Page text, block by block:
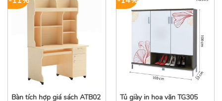
Bàn tích hợp giá sách ATB02 Tủ giày in hoa văn TG305